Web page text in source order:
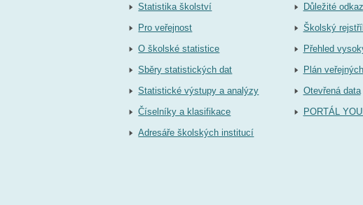
Statistika školství
Pro veřejnost
O školské statistice
Sběry statistických dat
Statistické výstupy a analýzy
Číselníky a klasifikace
Adresáře školských institucí
Důležité
Školský
Přehled
Plán
Otevřená data
PORTÁL